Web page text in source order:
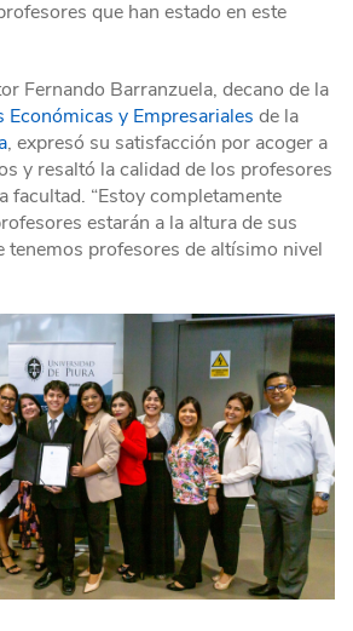
que han estado en este
Fernando Barranzuela, decano de la
Económicas y Empresariales de la
, expresó su satisfacción por acoger a
y resaltó la calidad de los profesores
facultad. “Estoy completamente
estarán a la altura de sus
tenemos profesores de altísimo nivel